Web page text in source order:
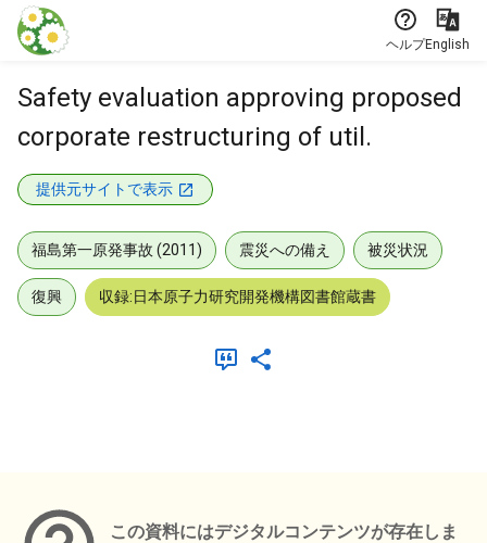
本文に飛ぶ
ヘルプEnglish
Safety evaluation approving proposed
corporate restructuring of util.
提供元サイトで表示
福島第一原発事故 (2011) 震災への備え 被災状況
復興 収録:日本原子力研究開発機構図書館蔵書
この資料にはデジタルコンテンツが存在しま